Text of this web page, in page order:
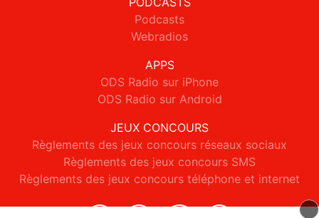
Podcasts
Webradios
APPS
ODS Radio sur iPhone
ODS Radio sur Android
JEUX CONCOURS
Règlements des jeux concours réseaux sociaux
Règlements des jeux concours SMS
Règlements des jeux concours téléphone et internet